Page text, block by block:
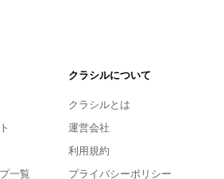
一覧
クラシルについて
クラシルとは
運営会社
利用規約
プライバシーポリシー